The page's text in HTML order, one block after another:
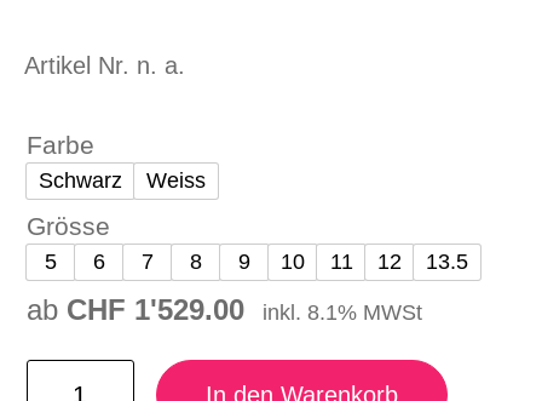
Artikel Nr. n. a.
Farbe
Schwarz Weiss
Grösse
5 6 7 8 9 10 11 12 13.5
ab CHF 1'529.00 inkl. 8.1% MWSt
CORE KITE PACE Menge
In den Warenkorb